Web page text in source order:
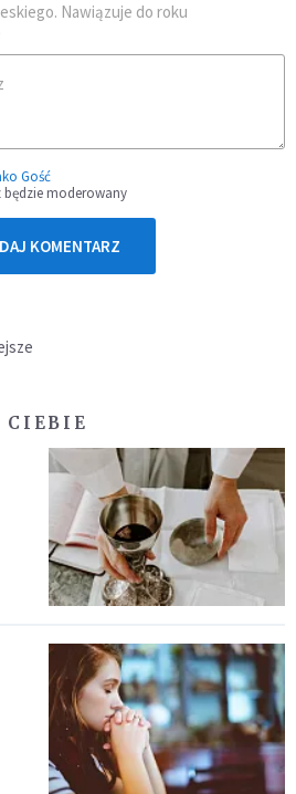
Nawiązuje do roku
Gość
moderowany
KOMENTARZ
CIEBIE